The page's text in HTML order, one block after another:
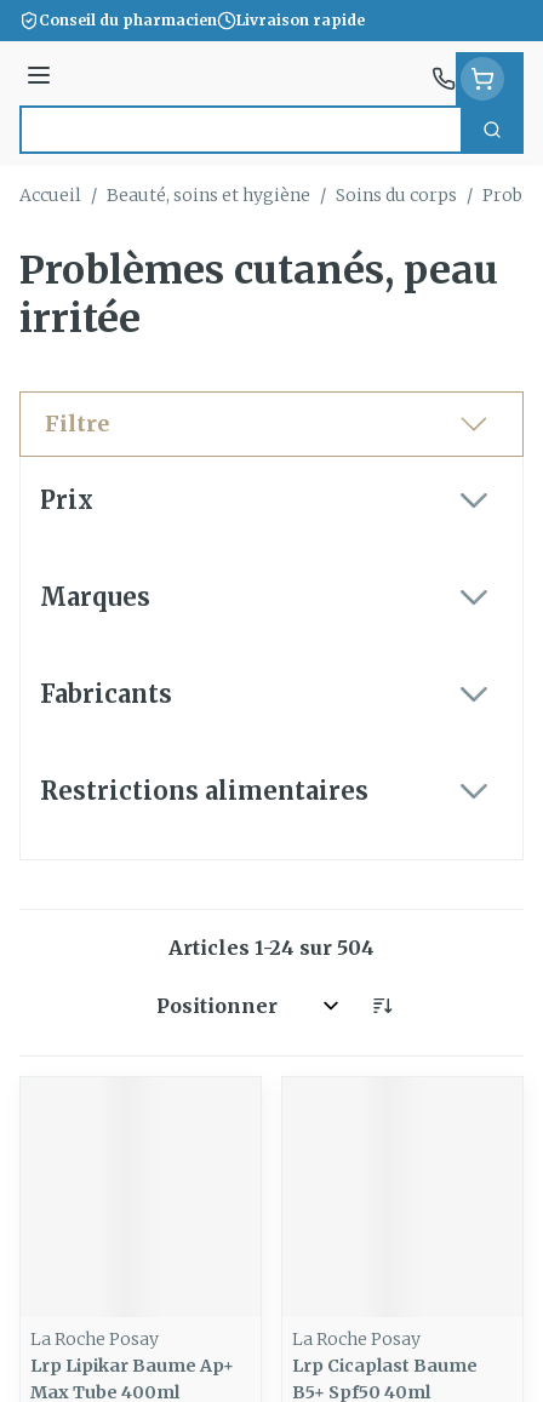
Aller au contenu
Conseil du pharmacien Livraison rapide
Menu
Accueil / Beauté, soins et hygiène / Soins du corps /
Problèmes cutanés, peau
irritée
Filtre
Prix
Marques
Fabricants
Restrictions alimentaires
Articles 1-24 sur 504
Trier par:
La Roche Posay
Lrp Lipikar Baume Ap+
Max Tube 400ml
La Roche Posay
Lrp Cicaplast Baume
B5+ Spf50 40ml